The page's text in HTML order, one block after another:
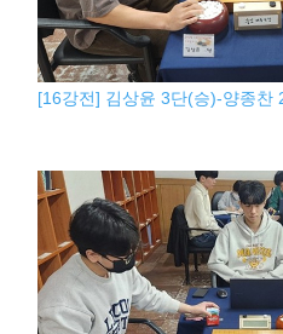
[16강전] 김상윤 3단(승)-양종찬